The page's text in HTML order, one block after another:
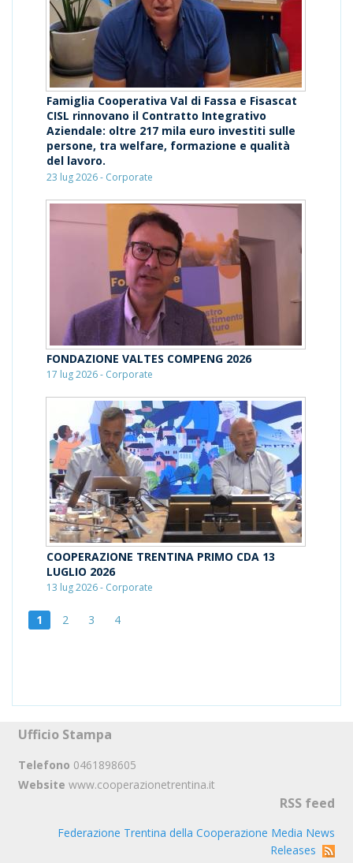
Famiglia Cooperativa Val di Fassa e Fisascat
CISL rinnovano il Contratto Integrativo
Aziendale: oltre 217 mila euro investiti sulle
persone, tra welfare, formazione e qualità
del lavoro.
23 lug 2026 - Corporate
FONDAZIONE VALTES COMPENG 2026
17 lug 2026 - Corporate
COOPERAZIONE TRENTINA PRIMO CDA 13
LUGLIO 2026
13 lug 2026 - Corporate
1 2 3 4
Ufficio Stampa
Telefono 0461898605
Website www.cooperazionetrentina.it
RSS feed
Federazione Trentina della Cooperazione Media News
Releases